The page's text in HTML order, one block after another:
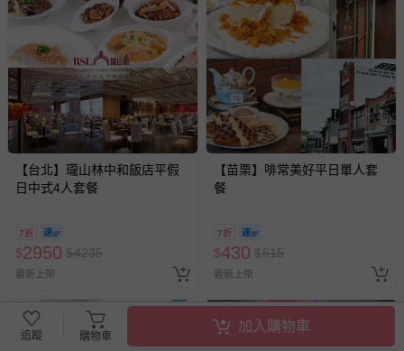
【台北】瓏山林中和飯店平假
日中式4人套餐
7折
$2950 $4235
最新上架
【苗栗】啡常美好平日單人套
餐
7折
$430 $615
最新上架
追蹤 購物車
加入購物車